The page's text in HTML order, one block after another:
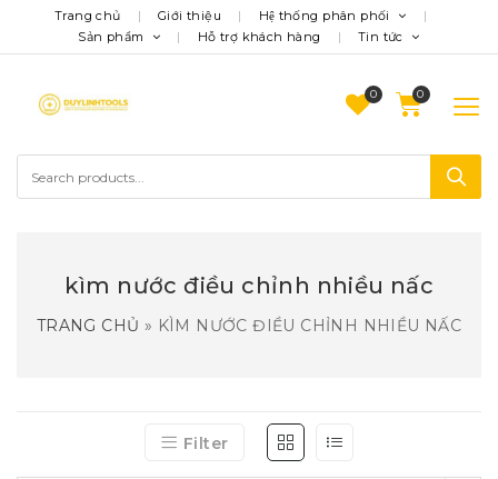
Trang chủ Giới thiệu
Hệ thống phân phối
Sản phẩm
Hỗ trợ khách hàng Tin tức
0
kìm nước điều chỉnh nhiều nấc
TRANG CHỦ » KÌM NƯỚC ĐIỀU CHỈNH NHIỀU NẤC
Filter